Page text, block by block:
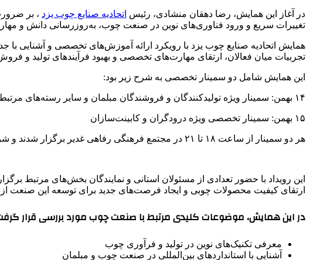
در آغاز این همایش، رضا دهقان منشادی، رئیس اتحادیه صنایع چوب یزد ، بر
تغییرات سریع و ورود فناوری‌های نوین در صنعت چوب، به‌روزرسانی دانش و
همایش اتحادیه صنایع چوب یزد با رویکرد ارائه آموزش‌های تخصصی و آشنایی با
تجربیات میان فعالان، ارتقای مهارت‌های تخصصی و بهبود فرآیندهای تولید و
این همایش شامل دو سمینار تخصصی به شرح زیر بود:
۱۴ بهمن: سمینار ویژه تولیدکنندگان و فروشندگان مبلمان و سایر رسته‌های مرتبط
۱۵ بهمن: سمینار تخصصی ویژه درودگران و کابینت‌سازان
هر دو سمینار از ساعت ۱۸ تا ۲۱ در مجتمع فرهنگی رفاهی غدیر برگزار شدند و شرکت‌کنندگان پس از اتمام دوره، گواهی پایان دوره آموزشی دریافت کردند.
این رویداد با حضور تعدادی از مسئولان استانی و نمایندگان بخش‌های مرتبط
ارتقای کیفیت محصولات چوبی و ایجاد فرصت‌های جدید برای توسعه این صنعت
در این همایش، موضوعات کلیدی مرتبط با صنعت چوب مورد بررسی قرار
معرفی تکنیک‌های نوین در تولید و فرآوری چوب
آشنایی با استانداردهای بین‌المللی در صنعت چوب و مبلمان